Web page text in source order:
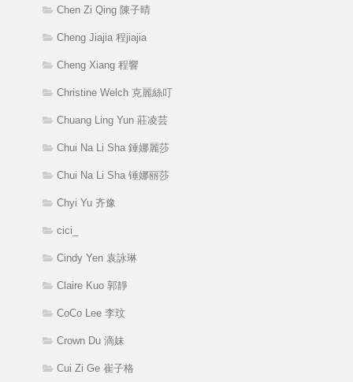
Chen Zi Qing 陳子晴
Cheng Jiajia 程jiajia
Cheng Xiang 程響
Christine Welch 克麗絲叮
Chuang Ling Yun 莊凌芸
Chui Na Li Sha 錘娜麗莎
Chui Na Li Sha 锤娜丽莎
Chyi Yu 齐豫
cici_
Cindy Yen 袁詠琳
Claire Kuo 郭靜
CoCo Lee 李玟
Crown Du 滴妹
Cui Zi Ge 崔子格